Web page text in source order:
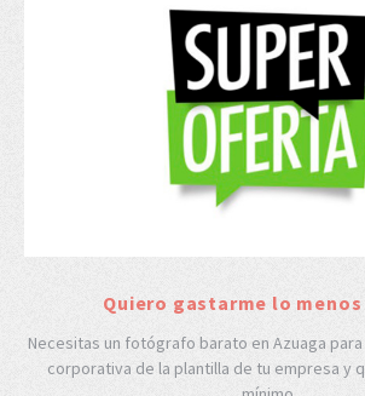
Quiero gastarme lo
Necesitas un fotógrafo barato en Azuaga
corporativa de la plantilla de tu empresa y